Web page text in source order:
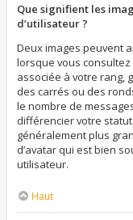
Que signifient les
d’utilisateur ?
Deux images peuvent
lorsque vous consultez
associée à votre rang,
des carrés ou des
le nombre de
différencier votre
généralement plus
d’avatar qui est bien
utilisateur.
Haut